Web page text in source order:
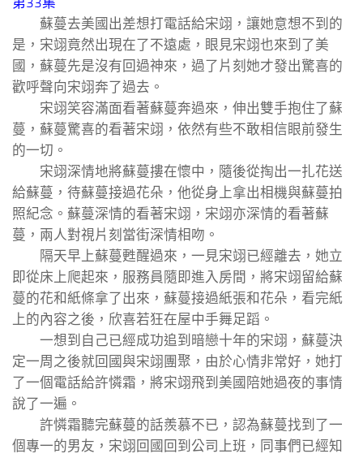
蘇蔓去美國出差想打電話給宋翊，讓她意想不到的
是，宋翊竟然出現在了不遠處，眼見宋翊也來到了美
國，蘇蔓先是沒有回過神來，過了片刻她才發出驚喜的
歡呼聲向宋翊奔了過去。
宋翊笑容滿面看著蘇蔓奔過來，伸出雙手抱住了蘇
蔓，蘇蔓驚喜的看著宋翊，依然有些不敢相信眼前發生
的一切。
宋翊深情地將蘇蔓摟在懷中，隨後從掏出一扎花送
給蘇蔓，待蘇蔓接過花朵，他從身上拿出相機與蘇蔓拍
照紀念。蘇蔓深情的看著宋翊，宋翊亦深情的看著蘇
蔓，兩人對視片刻當街深情相吻。
隔天早上蘇蔓甦醒過來，一見宋翊已經離去，她立
即從床上爬起來，服務員隨即進入房間，將宋翊留給蘇
蔓的花和紙條拿了出來，蘇蔓接過紙張和花朵，看完紙
上的內容之後，欣喜若狂在屋中手舞足蹈。
一想到自己已經成功追到暗戀十年的宋翊，蘇蔓決
定一周之後就回國與宋翊團聚，由於心情非常好，她打
了一個電話給許憐霜，將宋翊飛到美國陪她過夜的事情
說了一遍。
許憐霜聽完蘇蔓的話羨慕不已，認為蘇蔓找到了一
個專一的男友，宋翊回國回到公司上班，同事們已經知